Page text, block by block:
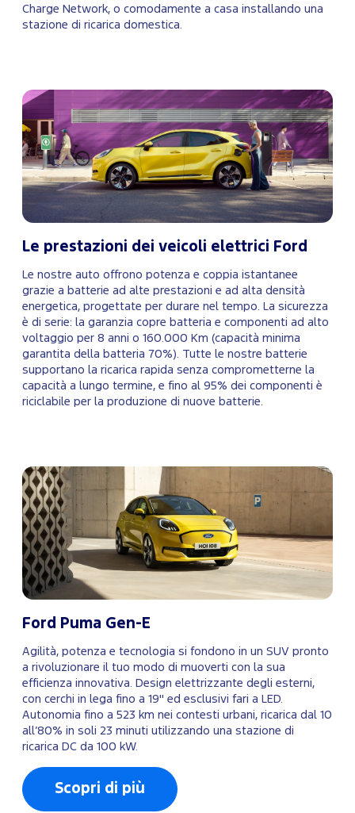
Charge Network, o comodamente a casa installando una
stazione di ricarica domestica.
Le prestazioni dei veicoli elettrici Ford
Le nostre auto offrono potenza e coppia istantanee
grazie a batterie ad alte prestazioni e ad alta densità
energetica, progettate per durare nel tempo. La sicurezza
è di serie: la garanzia copre batteria e componenti ad alto
voltaggio per 8 anni o 160.000 Km (capacità minima
garantita della batteria 70%). Tutte le nostre batterie
supportano la ricarica rapida senza comprometterne la
capacità a lungo termine, e fino al 95% dei componenti è
riciclabile per la produzione di nuove batterie.
Ford Puma Gen-E
Agilità, potenza e tecnologia si fondono in un SUV pronto
a rivoluzionare il tuo modo di muoverti con la sua
efficienza innovativa. Design elettrizzante degli esterni,
con cerchi in lega fino a 19" ed esclusivi fari a LED.
Autonomia fino a 523 km nei contesti urbani, ricarica dal 10
all’80% in soli 23 minuti utilizzando una stazione di
ricarica DC da 100 kW.
Scopri di più